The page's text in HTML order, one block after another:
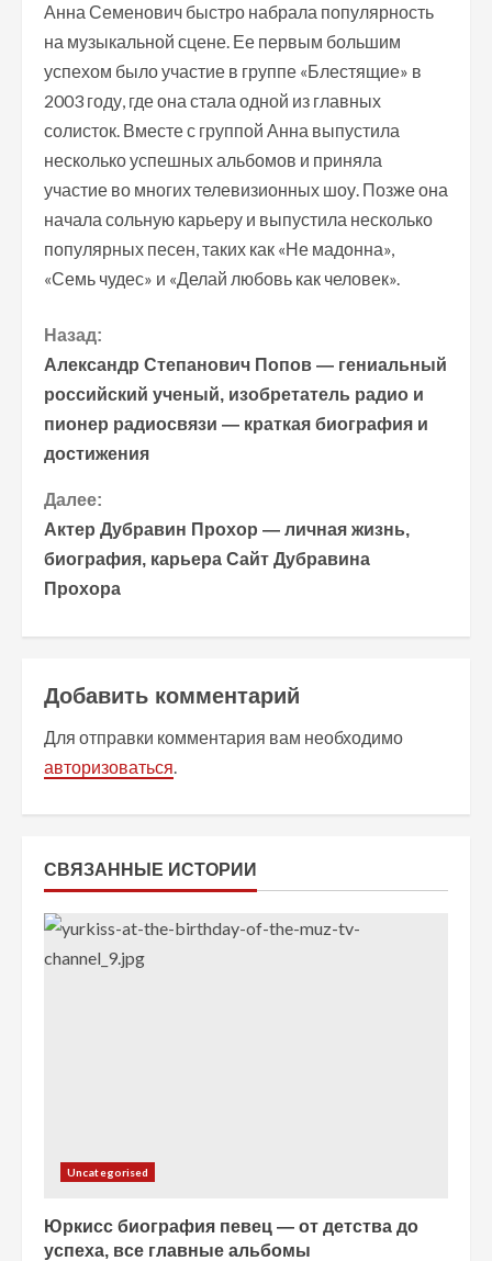
Анна Семенович быстро набрала популярность
на музыкальной сцене. Ее первым большим
успехом было участие в группе «Блестящие» в
2003 году, где она стала одной из главных
солисток. Вместе с группой Анна выпустила
несколько успешных альбомов и приняла
участие во многих телевизионных шоу. Позже она
начала сольную карьеру и выпустила несколько
популярных песен, таких как «Не мадонна»,
«Семь чудес» и «Делай любовь как человек».
П
р
о
о
л
т
ь
е
н
Назад:
Александр Степанович Попов — гениальный
российский ученый, изобретатель радио и
пионер радиосвязи — краткая биография и
достижения
Далее:
Актер Дубравин Прохор — личная жизнь,
биография, карьера Сайт Дубравина
Прохора
Добавить комментарий
Для отправки комментария вам необходимо
авторизоваться.
СВЯЗАННЫЕ ИСТОРИИ
Uncategorised
Юркисс биография певец — от детства до
успеха, все главные альбомы